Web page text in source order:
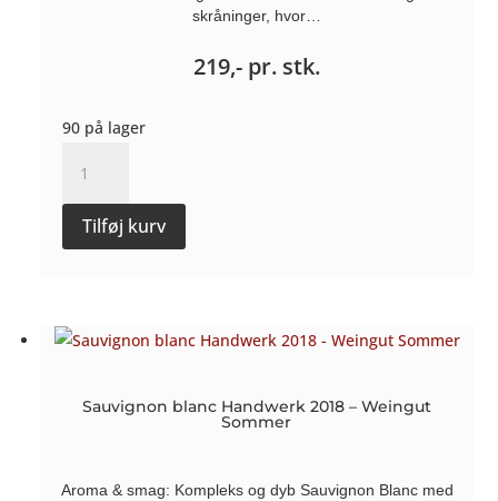
skråninger, hvor…
219,- pr. stk.
90 på lager
Siciliane
IGT,
Catarratto
Maugeri
Tilføj kurv
Sauvignon blanc Handwerk 2018 – Weingut
Sommer
Aroma & smag: Kompleks og dyb Sauvignon Blanc med